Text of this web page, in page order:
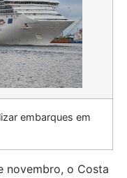
embarques em
novembro, o Costa